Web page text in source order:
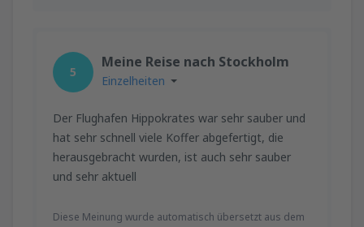
5
Meine Reise nach Stockholm
Einzelheiten
Der Flughafen Hippokrates war sehr sauber und
hat sehr schnell viele Koffer abgefertigt, die
herausgebracht wurden, ist auch sehr sauber
und sehr aktuell
Diese Meinung wurde automatisch übersetzt aus dem